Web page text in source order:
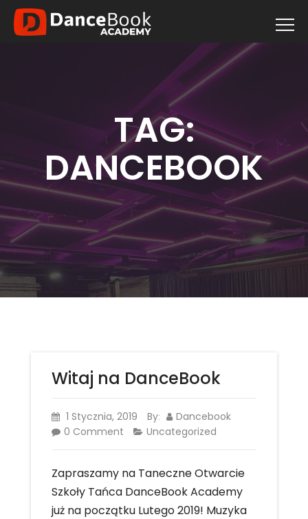
TAG:
DANCEBOOK
Witaj na DanceBook
1 Stycznia, 2019 By:
Dancebook
0 Comment
Uncategorized
Zapraszamy na Taneczne Otwarcie
Szkoły Tańca DanceBook Academy
już na początku Lutego 2019! Muzyka